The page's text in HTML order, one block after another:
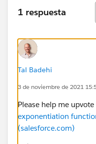
1 respuesta
Tal Badehi
3 de noviembre de 2021
Please help me
exponentiation
(salesforce.com)